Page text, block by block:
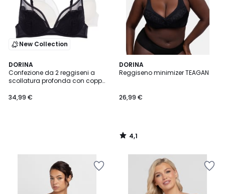
New Collection
DORINA
Confezione da 2 reggiseni a
scollatura profonda con coppe
34,99 €
DORINA
Reggiseno minimizer TEAGAN
26,99 €
4,1
/ 5
4,1
/